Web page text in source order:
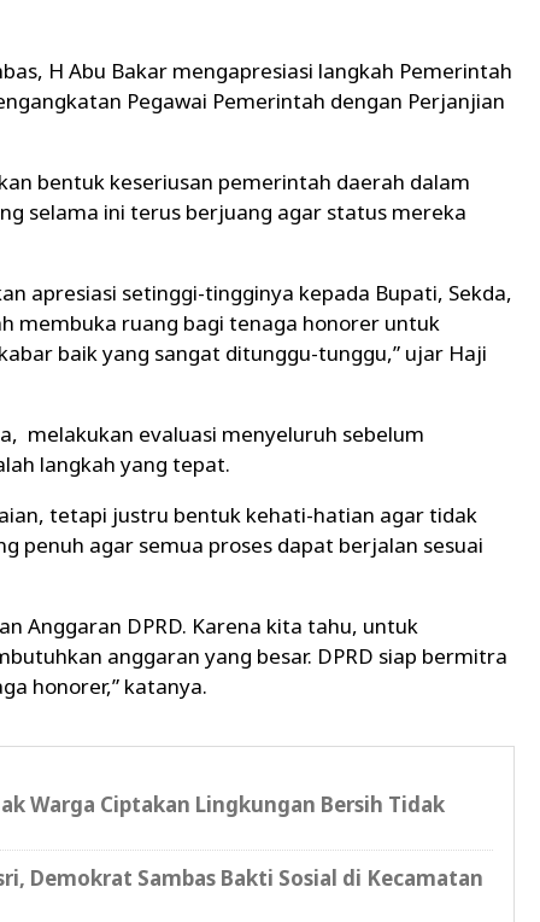
H Abu Bakar mengapresiasi langkah Pemerintah
Pegawai Pemerintah dengan Perjanjian
bentuk keseriusan pemerintah daerah dalam
selama ini terus berjuang agar status mereka
apresiasi setinggi-tingginya kepada Bupati, Sekda,
membuka ruang bagi tenaga honorer untuk
baik yang sangat ditunggu-tunggu,” ujar Haji
melakukan evaluasi menyeluruh sebelum
langkah yang tepat.
tetapi justru bentuk kehati-hatian agar tidak
penuh agar semua proses dapat berjalan sesuai
Anggaran DPRD. Karena kita tahu, untuk
anggaran yang besar. DPRD siap bermitra
honorer,” katanya.
Warga Ciptakan Lingkungan Bersih Tidak
Demokrat Sambas Bakti Sosial di Kecamatan